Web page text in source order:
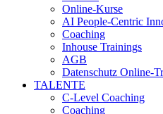
Online-Kurse
AI People-Centric
Coaching
Inhouse Trainings
AGB
Datenschutz Online-
TALENTE
C-Level Coaching
Coaching